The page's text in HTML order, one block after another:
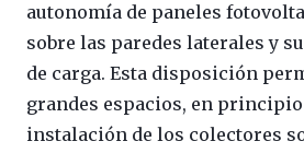
autonomía de paneles
sobre las paredes laterales y
de carga. Esta disposición
grandes espacios, en
instalación de los colectores